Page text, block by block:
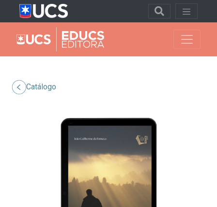
Catálogo